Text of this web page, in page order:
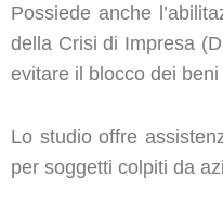
Possiede anche
della Crisi di Impresa
evitare il blocco dei
Lo studio offre
per soggetti colpiti da